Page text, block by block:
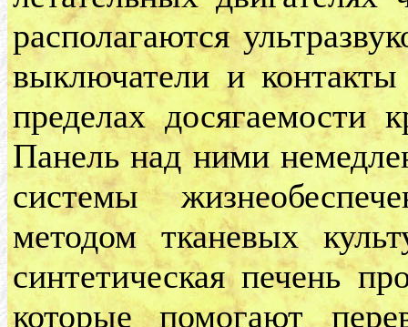
располагаются
выключатели и
пределах досягаемости
Панель над ними
системы
методом тканевых
синтетическая печень
которые помогают